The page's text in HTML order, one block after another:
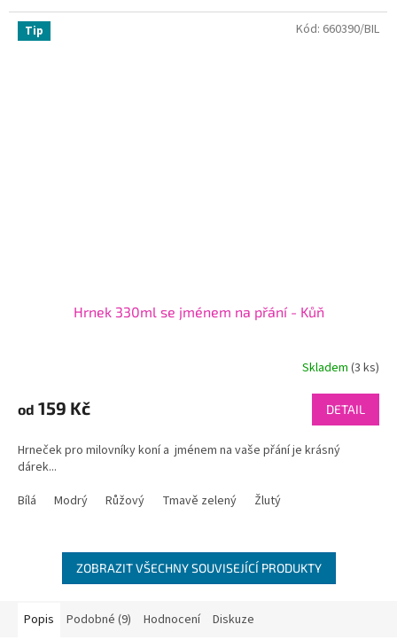
Tip
Hrnek 330ml se jménem na přání - Kůň
Skladem (3 ks)
od 159 Kč DETAIL
Hrneček pro milovníky koní a jménem na vaše přání je krásný
dárek...
Bílá
Modrý Růžový Tmavě zelený Žlutý
Kód: 660390/BIL
ZOBRAZIT VŠECHNY SOUVISEJÍCÍ PRODUKTY
Popis Podobné (9) Hodnocení Diskuze